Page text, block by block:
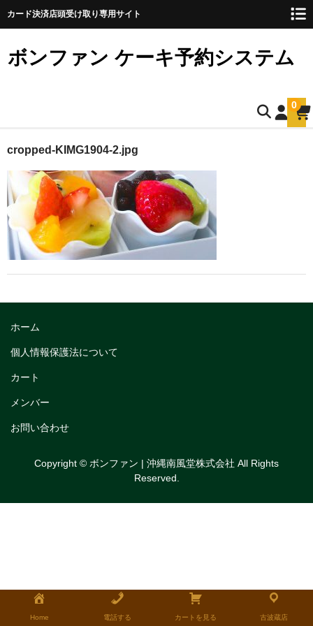
カード決済店頭受け取り専用サイト
ボンファン ケーキ予約システム
0
ホーム
お誕生日ケーキのご予約
ショートケーキ
ショートケーキ12cm(5名様用)
トリフルガナッシュ
トリフルガナッシュケーキ12cm
生チョコケーキ18cm
タルトレット
全国発送可能ギフト商品
cropped-KIMG1904-2.jpg
ホーム
個人情報保護法について
カート
メンバー
お問い合わせ
Copyright © ボンファン | 沖縄南風堂株式会社 All Rights
Reserved.
Home 電話する カートを見る 古波蔵店